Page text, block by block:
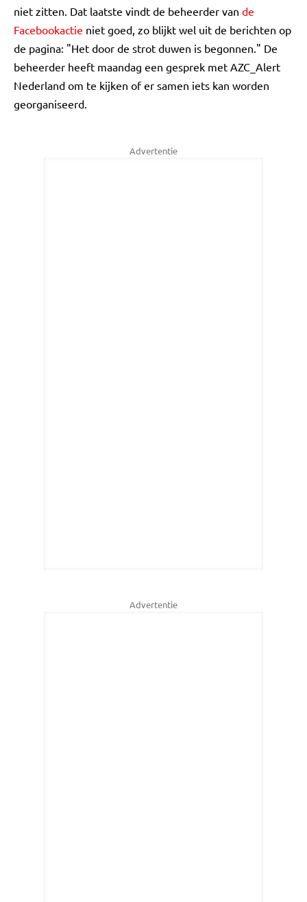
niet zitten. Dat laatste vindt de beheerder van de
Facebookactie niet goed, zo blijkt wel uit de berichten op
de pagina: "Het door de strot duwen is begonnen." De
beheerder heeft maandag een gesprek met AZC_Alert
Nederland om te kijken of er samen iets kan worden
georganiseerd.
Advertentie
Advertentie